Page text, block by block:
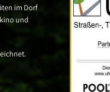
im Dorf
und